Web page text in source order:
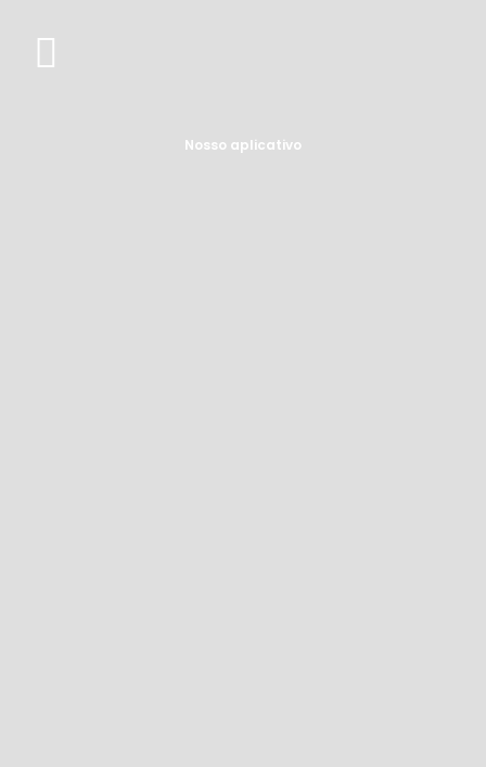
Nosso aplicativo